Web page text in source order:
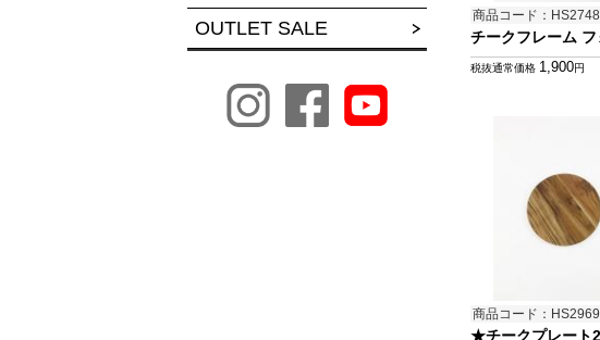
OUTLET SALE
商品コード：HS2748
チークフレーム
税抜通常価格 1,900円
商品コード：HS2969
★チークプレート